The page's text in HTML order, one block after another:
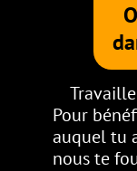
Pour
auquel tu
nous te